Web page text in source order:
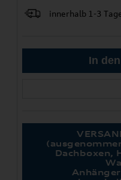
innerhalb 1-3
Dachboxen,